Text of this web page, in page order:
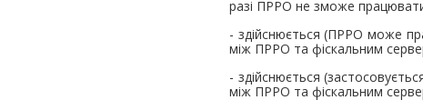
разі ПРРО не зможе
- здійснюється (ПРРО може
між ПРРО та фіскальним
- здійснюється
між ПРРО та фіскальним